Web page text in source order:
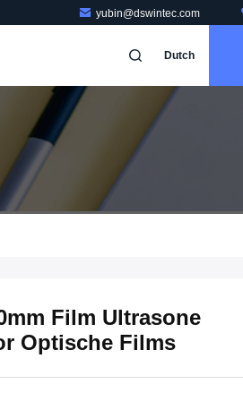
yubin@dswintec.com
Dutch
Film Ultrasone
Optische Films